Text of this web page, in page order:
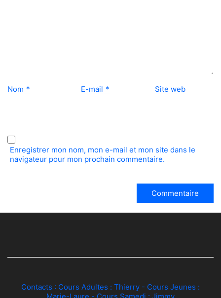
Nom * E-mail * Site web
Enregistrer mon nom, mon e-mail et mon site dans le
navigateur pour mon prochain commentaire.
Contacts : Cours Adultes : Thierry - Cours Jeunes :